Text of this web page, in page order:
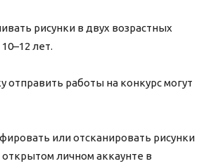
рисунки в двух возрастных
лет.
отправить работы на конкурс могут
или отсканировать рисунки
открытом личном аккаунте в